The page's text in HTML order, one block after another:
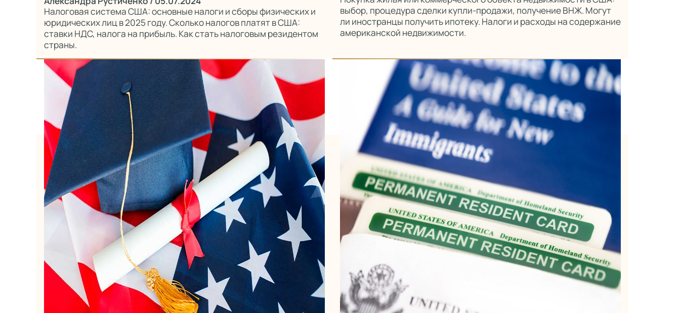
Налоговая система США: основные налоги и сборы физических и
юридических лиц в 2025 году. Сколько налогов платят в США:
ставки НДС, налога на прибыль. Как стать налоговым резидентом
страны.
выбор, процедура сделки купли-продажи, получение ВНЖ. Могут
ли иностранцы получить ипотеку. Налоги и расходы на содержание
американской недвижимости.